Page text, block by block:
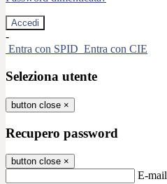
-
Entra con SPID Entra con CIE
Seleziona utente
button close ×
Recupero password
button close ×
E-mail